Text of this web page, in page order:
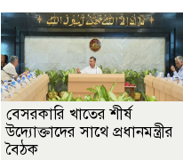
বেসরকারি খাতের শীর্ষ
উদ্যোক্তাদের সাথে প্রধানমন্ত্রীর
বৈঠক